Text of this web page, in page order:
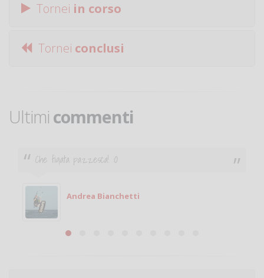
Tornei in corso
Tornei conclusi
Ultimi commenti
Ciao. Sono a Treviglio da poco e vorrei tornare a
Michele
Michele Miglionico